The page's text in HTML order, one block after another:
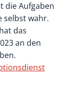
die Aufgaben
selbst wahr.
das
an den